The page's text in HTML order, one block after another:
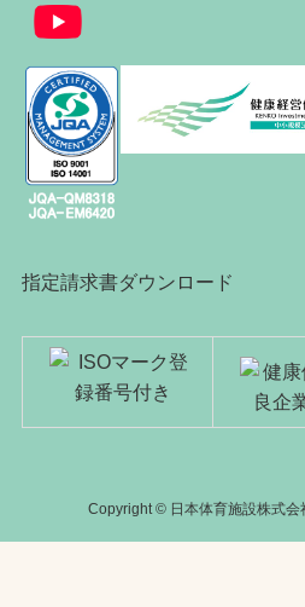
指定請求書ダウンロード
Copyright © 日本体育施設株式